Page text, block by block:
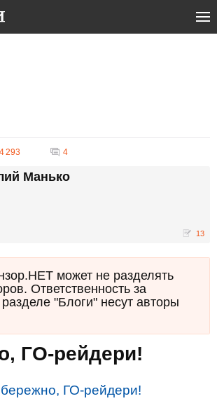
4 293 4
Манько
13
может не разделять
Ответственность за
"Блоги" несут авторы
ГО-рейдери!